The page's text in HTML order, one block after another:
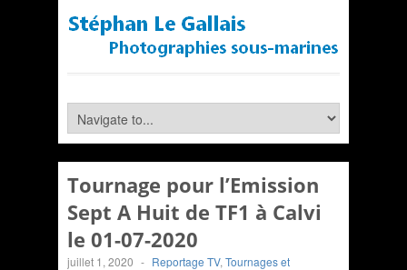
Tournage pour l’Emission
Sept A Huit de TF1 à Calvi
le 01-07-2020
juillet 1, 2020 - Reportage TV, Tournages et